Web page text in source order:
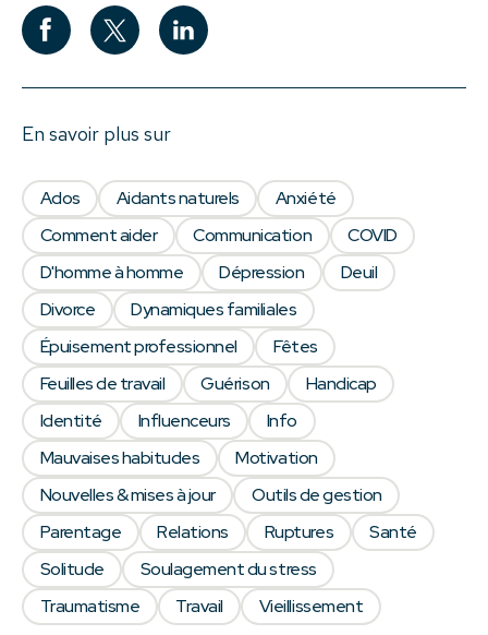
En savoir plus sur
Ados Aidants naturels
Anxiété
Comment aider
Communication
COVID
D'homme à homme
Dépression
Deuil
Divorce
Dynamiques familiales
Épuisement professionnel
Fêtes
Feuilles de travail
Guérison
Handicap
Identité
Influenceurs
Info
Mauvaises habitudes
Motivation
Nouvelles & mises à jour
Outils de gestion
Parentage
Relations Ruptures
Santé
Solitude
Soulagement du stress
Traumatisme
Travail Vieillissement